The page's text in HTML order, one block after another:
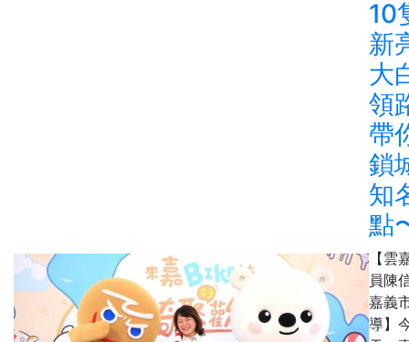
10
新
大
領
帶
鎖
知
點
【雲
員陳
嘉義
導】